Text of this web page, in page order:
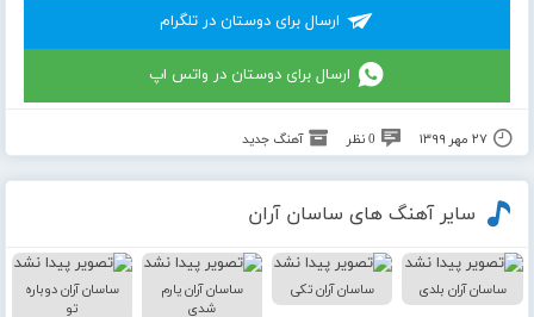
ارسال برای دوستان در تلگرام
ارسال برای دوستان در واتس اپ
۲۷ مهر ۱۳۹۹ 0 نظر آهنگ جدید
سایر آهنگ های ساسان آران
ساسان آران بلدی ساسان آران تکی
ساسان آران یارم
شدی
ساسان آران دوباره
تو